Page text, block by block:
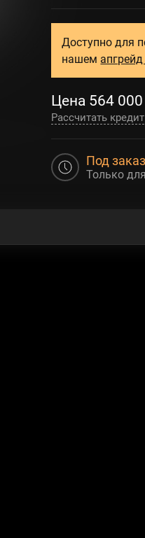
Доступно для
нашем
Цена 564 000
Рассчитать кредит
Под заказ
Только